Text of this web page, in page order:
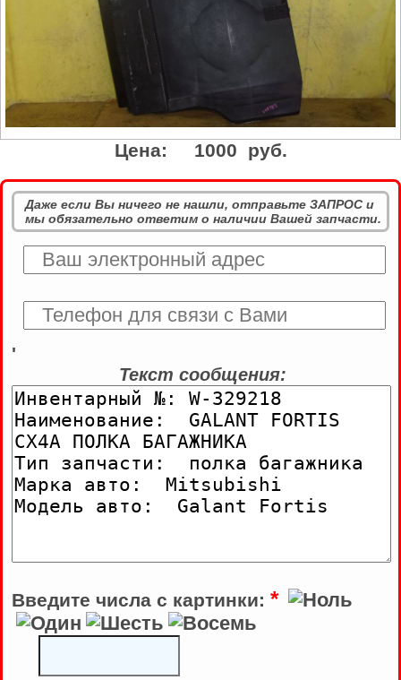
Цена: 1000 руб.
Даже если Вы ничего не нашли, отправьте ЗАПРОС и
мы обязательно ответим о наличии Вашей запчасти.
'
Текст сообщения:
Введите числа с картинки: *